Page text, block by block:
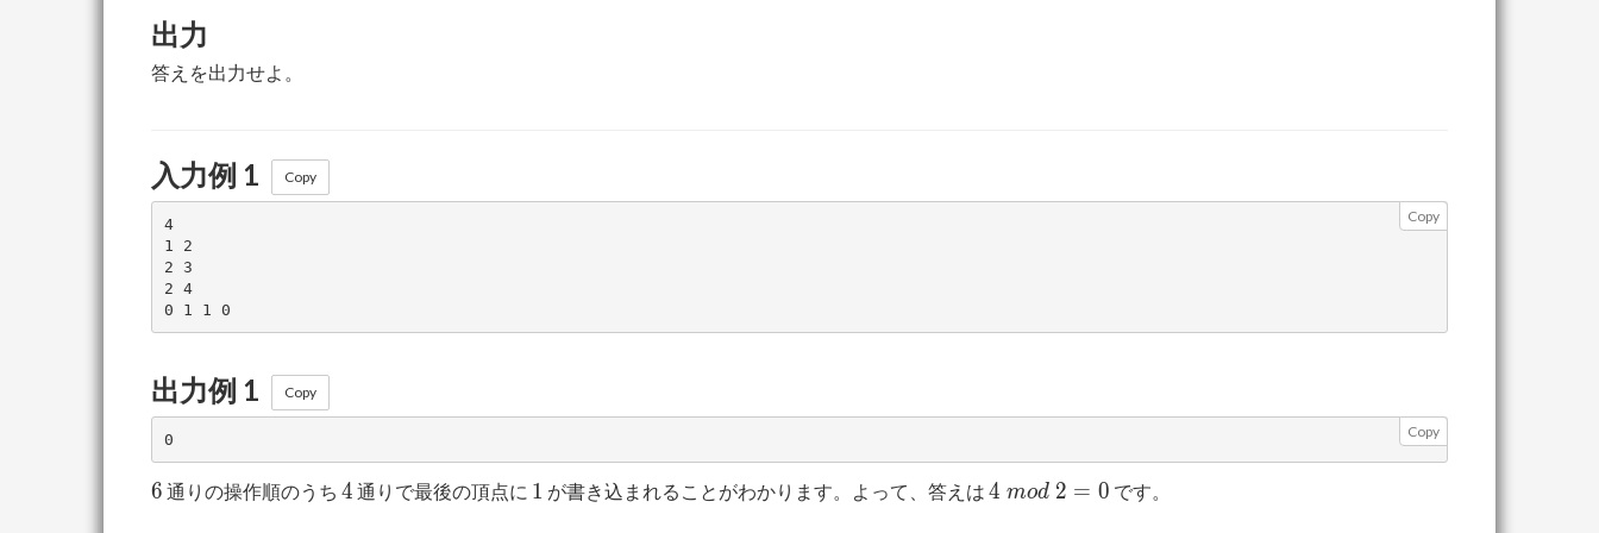
出力
答えを出力せよ。
入力例 1 Copy
Copy
4
1 2
2 3
2 4
出力例 1 Copy
Copy
6
6 通りの操作順のうち 4
4 通りで最後の頂点に 1
1 が書き込まれることがわかります。よって、答えは 4 \
4 mod 2 = 0 です。